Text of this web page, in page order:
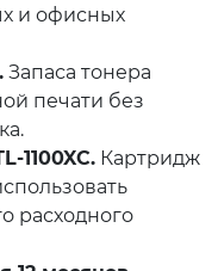
и офисных
Запаса тонера
печати без
1100XC. Картридж
расходного